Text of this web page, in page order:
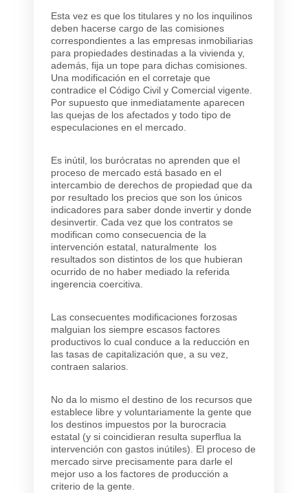
Esta vez es que los titulares y no los inquilinos
deben hacerse cargo de las comisiones
correspondientes a las empresas inmobiliarias
para propiedades destinadas a la vivienda y,
además, fija un tope para dichas comisiones.
Una modificación en el corretaje que
contradice el Código Civil y Comercial vigente.
Por supuesto que inmediatamente aparecen
las quejas de los afectados y todo tipo de
especulaciones en el mercado.
Es inútil, los burócratas no aprenden que el
proceso de mercado está basado en el
intercambio de derechos de propiedad que da
por resultado los precios que son los únicos
indicadores para saber donde invertir y donde
desinvertir. Cada vez que los contratos se
modifican como consecuencia de la
intervención estatal, naturalmente los
resultados son distintos de los que hubieran
ocurrido de no haber mediado la referida
ingerencia coercitiva.
Las consecuentes modificaciones forzosas
malguian los siempre escasos factores
productivos lo cual conduce a la reducción en
las tasas de capitalización que, a su vez,
contraen salarios.
No da lo mismo el destino de los recursos que
establece libre y voluntariamente la gente que
los destinos impuestos por la burocracia
estatal (y si coincidieran resulta superflua la
intervención con gastos inútiles). El proceso de
mercado sirve precisamente para darle el
mejor uso a los factores de producción a
criterio de la gente.